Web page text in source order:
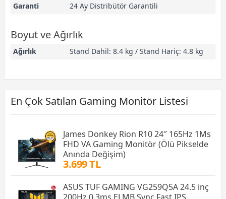
Garanti
24 Ay Distribütör Garantili
Boyut ve Ağırlık
Ağırlık Stand Dahil: 8.4 kg / Stand Hariç: 4.8 kg
En Çok Satılan Gaming Monitör Listesi
James Donkey Rion R10 24″ 165Hz 1Ms
FHD VA Gaming Monitör (Ölü Pikselde
Anında Değişim)
3.699 TL
ASUS TUF GAMING VG259Q5A 24.5 inç
200Hz 0.3ms ELMB Sync Fast IPS